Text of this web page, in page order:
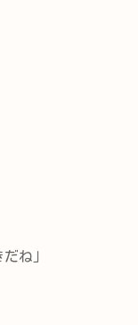
ね」